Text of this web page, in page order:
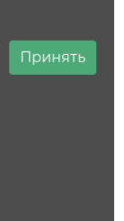
Принять